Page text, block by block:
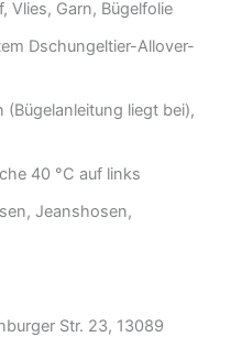
Vlies, Garn, Bügelfolie
Dschungeltier-Allover-
liegt bei),
40 °C auf links
Jeanshosen,
Str. 23, 13089